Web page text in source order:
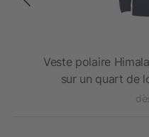
Veste polaire
sur un quart de